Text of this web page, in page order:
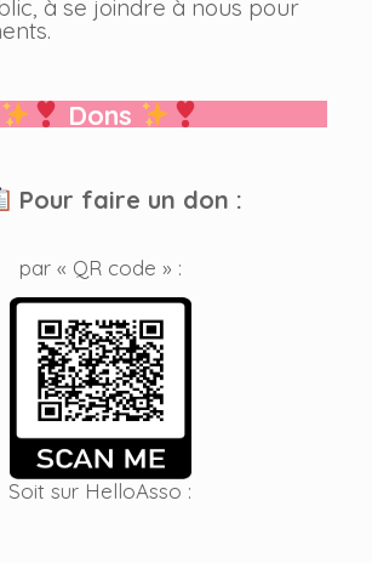
à se joindre à nous pour
Dons
Pour faire un don :
par « QR code » :
Soit sur HelloAsso :